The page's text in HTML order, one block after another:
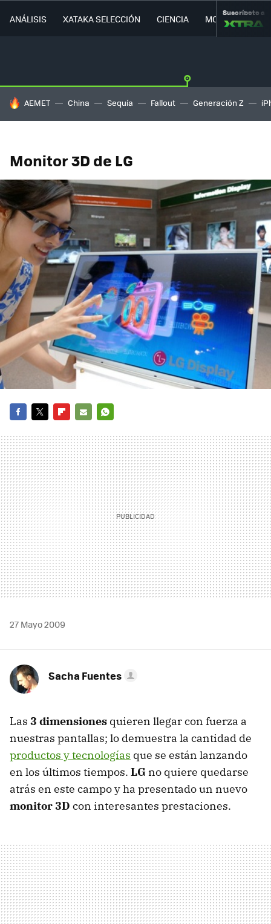
ANÁLISIS XATAKA SELECCIÓN CIENCIA MOVILIDAD
Suscríbete a
HOY SE HABLA DE
AEMET China Sequía Fallout Generación Z
Monitor 3D de LG
MAIL
27 Mayo 2009
Sacha Fuentes
Las 3 dimensiones quieren llegar con fuerza a
nuestras pantallas; lo demuestra la cantidad de
productos y tecnologías que se están lanzando
en los últimos tiempos. LG no quiere quedarse
atrás en este campo y ha presentado un nuevo
monitor 3D con interesantes prestaciones.